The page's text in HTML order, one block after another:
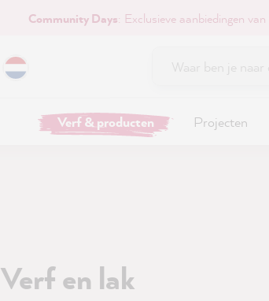
Community Days: Exclusieve aanbiedingen van
Verf & producten Projecten
Verf en lak